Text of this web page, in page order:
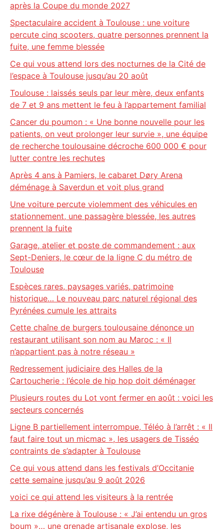
après la Coupe du monde 2027
Spectaculaire accident à Toulouse : une voiture
percute cinq scooters, quatre personnes prennent la
fuite, une femme blessée
Ce qui vous attend lors des nocturnes de la Cité de
l’espace à Toulouse jusqu’au 20 août
Toulouse : laissés seuls par leur mère, deux enfants
de 7 et 9 ans mettent le feu à l’appartement familial
Cancer du poumon : « Une bonne nouvelle pour les
patients, on veut prolonger leur survie », une équipe
de recherche toulousaine décroche 600 000 € pour
lutter contre les rechutes
Après 4 ans à Pamiers, le cabaret Døry Arena
déménage à Saverdun et voit plus grand
Une voiture percute violemment des véhicules en
stationnement, une passagère blessée, les autres
prennent la fuite
Garage, atelier et poste de commandement : aux
Sept-Deniers, le cœur de la ligne C du métro de
Toulouse
Espèces rares, paysages variés, patrimoine
historique… Le nouveau parc naturel régional des
Pyrénées cumule les attraits
Cette chaîne de burgers toulousaine dénonce un
restaurant utilisant son nom au Maroc : « Il
n’appartient pas à notre réseau »
Redressement judiciaire des Halles de la
Cartoucherie : l’école de hip hop doit déménager
Plusieurs routes du Lot vont fermer en août : voici les
secteurs concernés
Ligne B partiellement interrompue, Téléo à l’arrêt : « Il
faut faire tout un micmac », les usagers de Tisséo
contraints de s’adapter à Toulouse
Ce qui vous attend dans les festivals d’Occitanie
cette semaine jusqu’au 9 août 2026
voici ce qui attend les visiteurs à la rentrée
La rixe dégénère à Toulouse : « J’ai entendu un gros
boum »… une grenade artisanale explose, les